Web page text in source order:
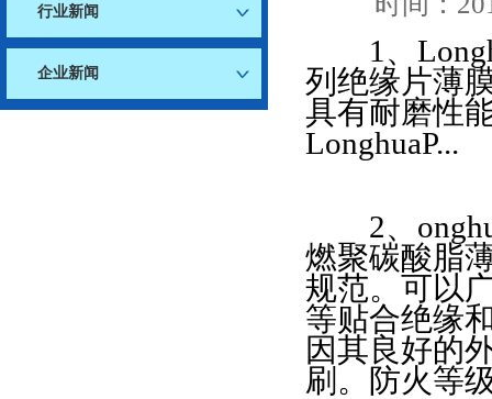
行业新闻
企业新闻 2、onghuaPC-870（
UL安全规范。可以广
3、绝缘片（IMD813
按不同比例制成的合
用于膜内装饰IMD方面
讯、
1、
列绝缘片薄
具有耐磨性
LonghuaP...
2、
燃聚碳酸脂
规范。可以
等贴合绝缘
因其良好的
刷。防火等